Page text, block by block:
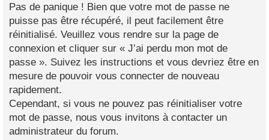
Pas de panique ! Bien que votre mot de passe ne
puisse pas être récupéré, il peut facilement être
réinitialisé. Veuillez vous rendre sur la page de
connexion et cliquer sur « J’ai perdu mon mot de
passe ». Suivez les instructions et vous devriez être en
mesure de pouvoir vous connecter de nouveau
rapidement.
Cependant, si vous ne pouvez pas réinitialiser votre
mot de passe, nous vous invitons à contacter un
administrateur du forum.